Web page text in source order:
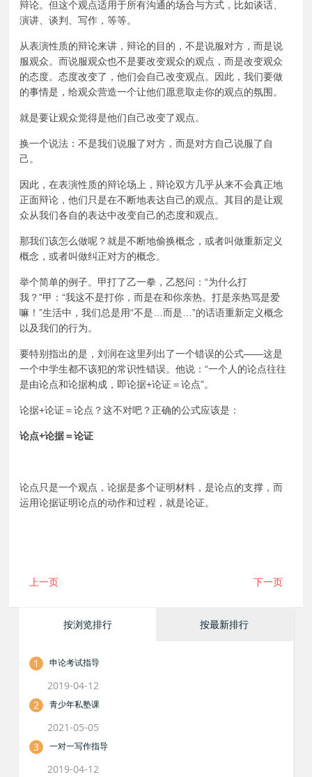
辩论。但这个观点适用于所有沟通的场合与方式，比如谈话、
演讲、谈判、写作，等等。
从表演性质的辩论来讲，辩论的目的，不是说服对方，而是说
服观众。而说服观众也不是要改变观众的观点，而是改变观众
的态度。态度改变了，他们会自己改变观点。因此，我们要做
的事情是，给观众营造一个让他们愿意取走你的观点的氛围。
就是要让观众觉得是他们自己改变了观点。
换一个说法：不是我们说服了对方，而是对方自己说服了自
己。
因此，在表演性质的辩论场上，辩论双方几乎从来不会真正地
正面辩论，他们只是在不断地表达自己的观点。其目的是让观
众从我们各自的表达中改变自己的态度和观点。
那我们该怎么做呢？就是不断地偷换概念，或者叫做重新定义
概念，或者叫做纠正对方的概念。
举个简单的例子。甲打了乙一拳，乙怒问：“为什么打
我？”甲：“我这不是打你，而是在和你亲热。打是亲热骂是爱
嘛！”生活中，我们总是用“不是…而是…”的话语重新定义概念
以及我们的行为。
要特别指出的是，刘润在这里列出了一个错误的公式——这是
一个中学生都不该犯的常识性错误。他说：“一个人的论点往往
是由论点和论据构成，即论据+论证＝论点”。
论据+论证＝论点？这不对吧？正确的公式应该是：
论点+论据＝论证
论点只是一个观点，论据是多个证明材料，是论点的支撑，而
运用论据证明论点的动作和过程，就是论证。
上一页 下一页
按浏览排行 按最新排行
1 申论考试指导
2019-04-12
2
青少年私塾课
2021-05-05
3
一对一写作指导
2019-04-12